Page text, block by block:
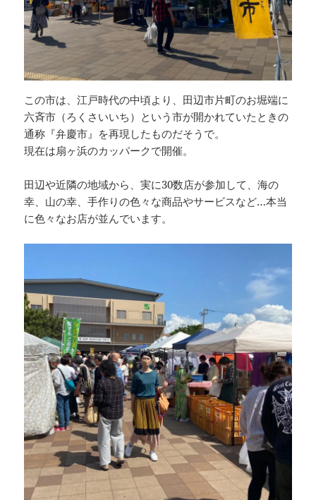
この市は、江戸時代の中頃より、田辺市片町のお堀端に
六斉市（ろくさいいち）という市が開かれていたときの
通称『弁慶市』を再現したものだそうで。
現在は扇ヶ浜のカッパークで開催。
田辺や近隣の地域から、実に30数店が参加して、海の
幸、山の幸、手作りの色々な商品やサービスなど…本当
に色々なお店が並んでいます。